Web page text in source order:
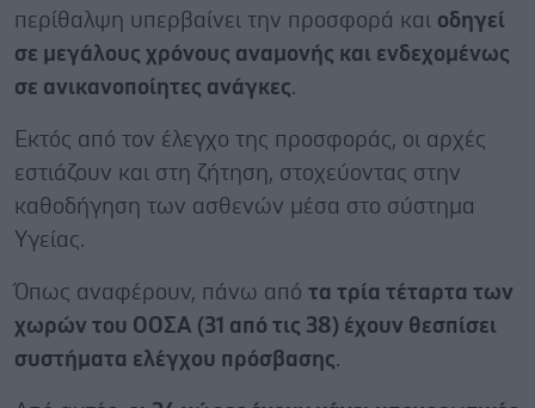
περίθαλψη υπερβαίνει την προσφορά και οδηγεί
σε μεγάλους χρόνους αναμονής και ενδεχομένως
σε ανικανοποίητες ανάγκες.
Εκτός από τον έλεγχο της προσφοράς, οι αρχές
εστιάζουν και στη ζήτηση, στοχεύοντας στην
καθοδήγηση των ασθενών μέσα στο σύστημα
Υγείας.
Όπως αναφέρουν, πάνω από τα τρία τέταρτα των
χωρών του ΟΟΣΑ (31 από τις 38) έχουν θεσπίσει
συστήματα ελέγχου πρόσβασης.